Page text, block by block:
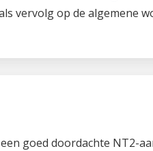
vervolg op de algemene
goed doordachte NT2-